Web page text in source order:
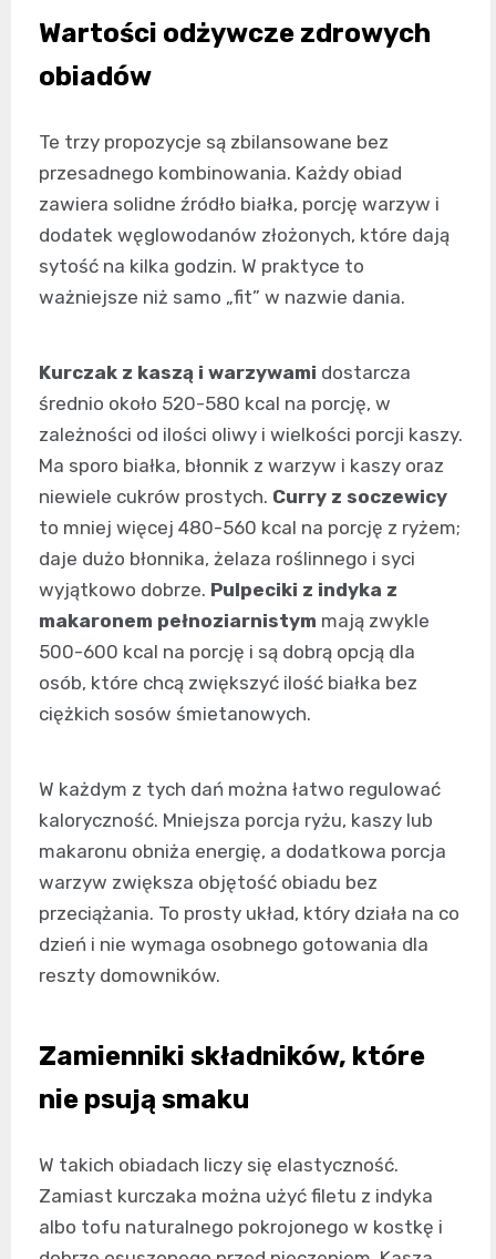
Wartości odżywcze zdrowych
obiadów
Te trzy propozycje są zbilansowane bez
przesadnego kombinowania. Każdy obiad
zawiera solidne źródło białka, porcję warzyw i
dodatek węglowodanów złożonych, które dają
sytość na kilka godzin. W praktyce to
ważniejsze niż samo „fit” w nazwie dania.
Kurczak z kaszą i warzywami dostarcza
średnio około 520-580 kcal na porcję, w
zależności od ilości oliwy i wielkości porcji kaszy.
Ma sporo białka, błonnik z warzyw i kaszy oraz
niewiele cukrów prostych. Curry z soczewicy
to mniej więcej 480-560 kcal na porcję z ryżem;
daje dużo błonnika, żelaza roślinnego i syci
wyjątkowo dobrze. Pulpeciki z indyka z
makaronem pełnoziarnistym mają zwykle
500-600 kcal na porcję i są dobrą opcją dla
osób, które chcą zwiększyć ilość białka bez
ciężkich sosów śmietanowych.
W każdym z tych dań można łatwo regulować
kaloryczność. Mniejsza porcja ryżu, kaszy lub
makaronu obniża energię, a dodatkowa porcja
warzyw zwiększa objętość obiadu bez
przeciążania. To prosty układ, który działa na co
dzień i nie wymaga osobnego gotowania dla
reszty domowników.
Zamienniki składników, które
nie psują smaku
W takich obiadach liczy się elastyczność.
Zamiast kurczaka można użyć filetu z indyka
albo tofu naturalnego pokrojonego w kostkę i